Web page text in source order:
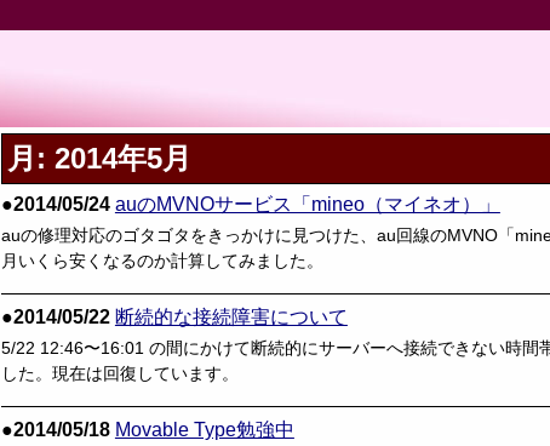
月: 2014年5月
●2014/05/24 auのMVNOサービス「mineo（マイネオ）」
auの修理対応のゴタゴタをきっかけに見つけた、au回線のMVNO「
月いくら安くなるのか計算してみました。
●2014/05/22 断続的な接続障害について
5/22 12:46〜16:01 の間にかけて断続的にサーバーへ接続できない時
した。現在は回復しています。
●2014/05/18 Movable Type勉強中